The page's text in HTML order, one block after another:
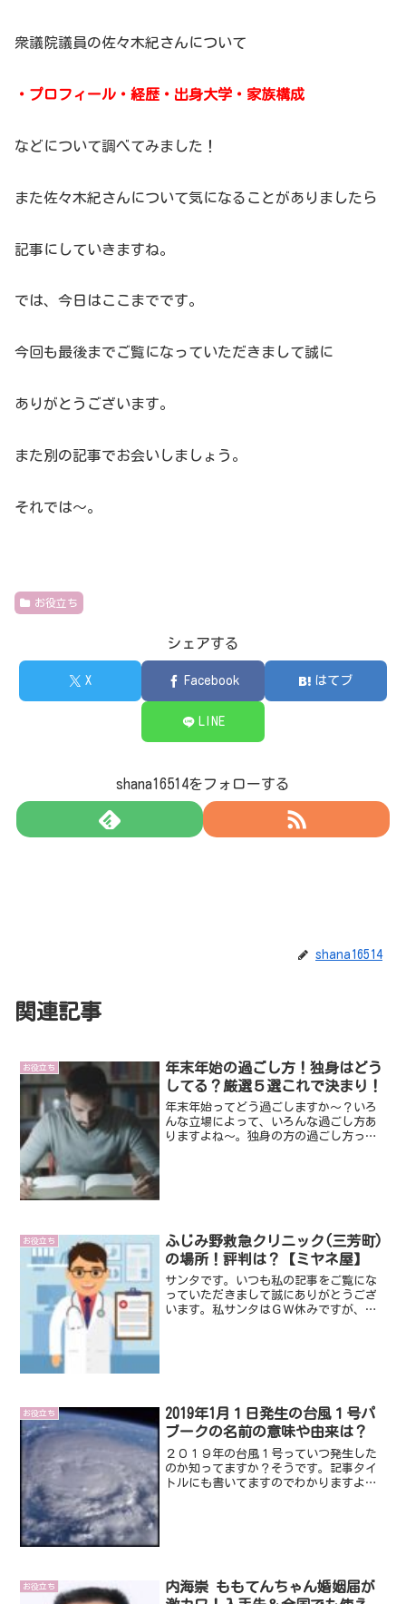
衆議院議員の佐々木紀さんについて
・プロフィール・経歴・出身大学・家族構成
などについて調べてみました！
また佐々木紀さんについて気になることがありましたら
記事にしていきますね。
では、今日はここまでです。
今回も最後までご覧になっていただきまして誠に
ありがとうございます。
また別の記事でお会いしましょう。
それでは～。
お役立ち
シェアする
X Facebook はてブ
LINE
shana16514をフォローする
shana16514
関連記事
お役立ち
年末年始の過ごし方！独身はどう
してる？厳選５選これで決まり！
年末年始ってどう過ごしますか～？いろ
んな立場によって、いろんな過ごし方あ
りますよね～。独身の方の過ごし方って
お役立ち
ふじみ野救急クリニック(三芳町)
の場所！評判は？【ミヤネ屋】
サンタです。いつも私の記事をご覧にな
っていただきまして誠にありがとうござ
います。私サンタはＧＷ休みですが、例
お役立ち
2019年1月１日発生の台風１号パ
ブークの名前の意味や由来は？
２０１９年の台風１号っていつ発生した
のか知ってますか？そうです。記事タイ
トルにも書いてますのでわかりますよ
お役立ち
内海崇 ももてんちゃん婚姻届が